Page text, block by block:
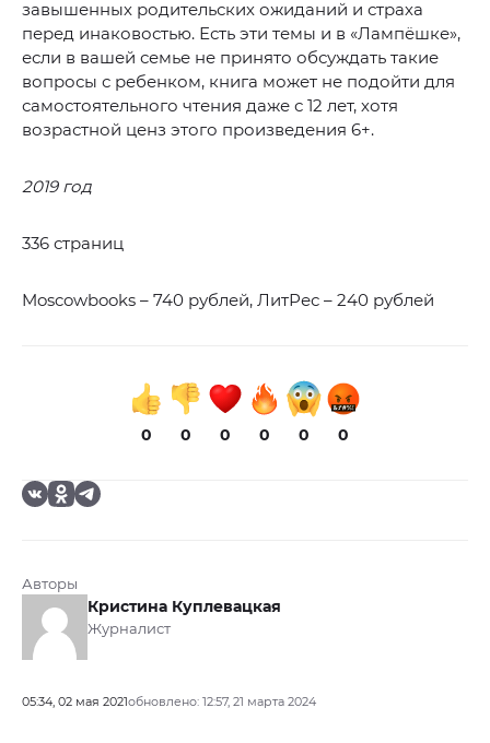
завышенных родительских ожиданий и страха
перед инаковостью. Есть эти темы и в «Лампёшке»,
если в вашей семье не принято обсуждать такие
вопросы с ребенком, книга может не подойти для
самостоятельного чтения даже с 12 лет, хотя
возрастной ценз этого произведения 6+.
2019 год
336 страниц
Moscowbooks – 740 рублей, ЛитРес – 240 рублей
0 0 0 0 0 0
Авторы
Кристина Куплевацкая
Журналист
05:34, 02 мая 2021обновлено: 12:57, 21 марта 2024